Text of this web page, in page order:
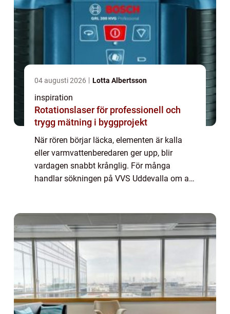
04 augusti 2026 Lotta Albertsson
inspiration
Rotationslaser för professionell och
trygg mätning i byggprojekt
När rören börjar läcka, elementen är kalla
eller varmvattenberedaren ger upp, blir
vardagen snabbt krånglig. För många
handlar sökningen på VVS Uddevalla om att